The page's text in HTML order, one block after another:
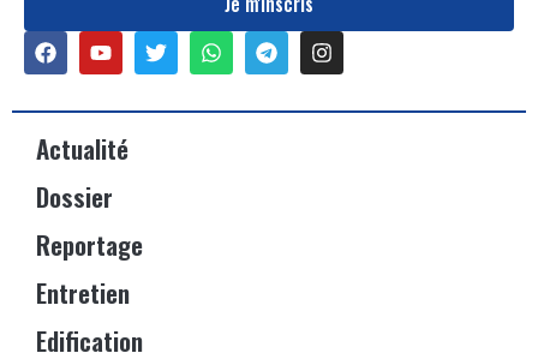
Actualité
Dossier
Reportage
Entretien
Edification